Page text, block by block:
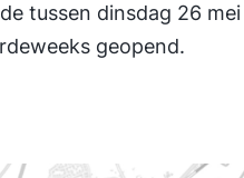
tussen dinsdag 26 mei
geopend.